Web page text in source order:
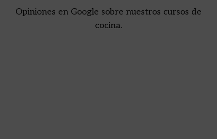
Opiniones en Google sobre nuestros cursos de
cocina.